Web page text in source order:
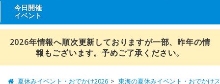
今日開催
イベント
2026年情報へ順次更新しておりますが一部、昨年の情
報もございます。予めご了承ください。
夏休みイベント・おでかけ2026 東海の夏休みイベント・おでかけ